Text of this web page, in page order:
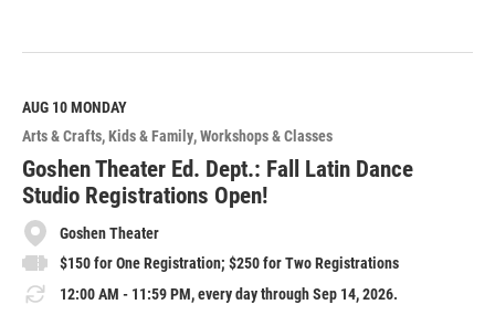
e
M
o
r
e
AUG 10MONDAY
Arts & Crafts Kids & Family Workshops & Classes
Goshen Theater Ed. Dept.: Fall Latin Dance
Studio Registrations Open!
Goshen Theater
$150 for One Registration; $250 for Two Registrations
12:00 AM - 11:59 PM, every day through Sep 14, 2026.